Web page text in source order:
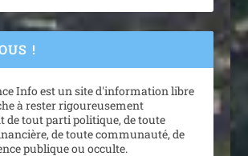
!
Info est un site d'information libre
à rester rigoureusement
de tout parti politique, de toute
de toute communauté, de
publique ou occulte.